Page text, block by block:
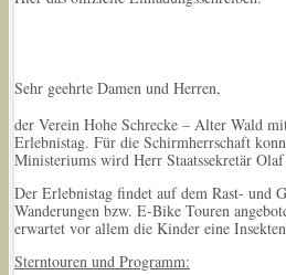
Sehr geehrte Damen und Herren,
der Verein Hohe Schrecke – Alter Wald
Erlebnistag. Für die Schirmherrschaft
Ministeriums wird Herr Staatssekretär
Der Erlebnistag findet auf dem Rast- und
Wanderungen bzw. E-Bike Touren
erwartet vor allem die Kinder eine
Sterntouren und Programm: